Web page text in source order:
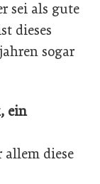
sei als gute
dieses
sogar
ein
diese